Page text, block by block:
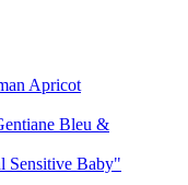
Apricot
Bleu &
Sensitive Baby"